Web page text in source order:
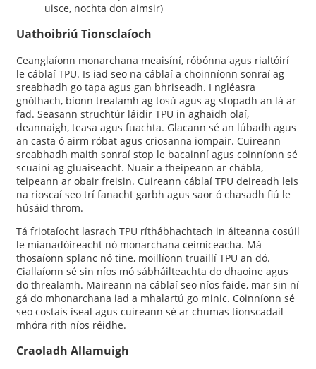
uisce, nochta don aimsir)
Uathoibriú Tionsclaíoch
Ceanglaíonn monarchana meaisíní, róbónna agus rialtóirí
le cáblaí TPU. Is iad seo na cáblaí a choinníonn sonraí ag
sreabhadh go tapa agus gan bhriseadh. I ngléasra
gnóthach, bíonn trealamh ag tosú agus ag stopadh an lá ar
fad. Seasann struchtúr láidir TPU in aghaidh olaí,
deannaigh, teasa agus fuachta. Glacann sé an lúbadh agus
an casta ó airm róbat agus criosanna iompair. Cuireann
sreabhadh maith sonraí stop le bacainní agus coinníonn sé
scuainí ag gluaiseacht. Nuair a theipeann ar chábla,
teipeann ar obair freisin. Cuireann cáblaí TPU deireadh leis
na rioscaí seo trí fanacht garbh agus saor ó chasadh fiú le
húsáid throm.
Tá friotaíocht lasrach TPU ríthábhachtach in áiteanna cosúil
le mianadóireacht nó monarchana ceimiceacha. Má
thosaíonn splanc nó tine, moillíonn truaillí TPU an dó.
Ciallaíonn sé sin níos mó sábháilteachta do dhaoine agus
do threalamh. Maireann na cáblaí seo níos faide, mar sin ní
gá do mhonarchana iad a mhalartú go minic. Coinníonn sé
seo costais íseal agus cuireann sé ar chumas tionscadail
mhóra rith níos réidhe.
Craoladh Allamuigh